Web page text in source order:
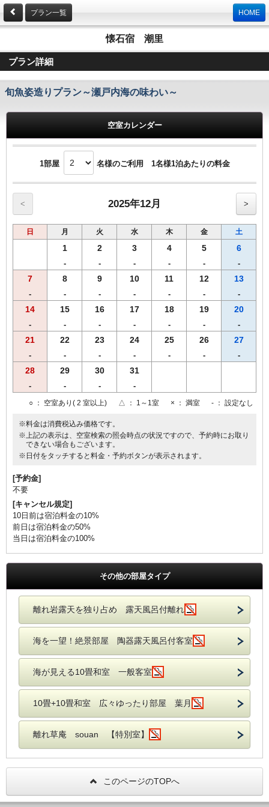
プラン一覧 HOME
懐石宿 潮里
プラン詳細
旬魚姿造りプラン～瀬戸内海の味わい～
空室カレンダー
1部屋 名様のご利用 1名様1泊あたりの料金
< 2025年12月 >
日 月 火 水 木 金 土
1
-
2
-
3
-
4
-
5
-
6
-
7
-
8
-
9
-
10
-
11
-
12
-
13
-
14
-
15
-
16
-
17
-
18
-
19
-
20
-
21
-
22
-
23
-
24
-
25
-
26
-
27
-
28
-
29
-
30
-
31
-
○ ： 空室あり( 2 室以上) △ ： 1～1室 × ： 満室 - ： 設定なし
※料金は消費税込み価格です。
※上記の表示は、空室検索の照会時点の状況ですので、予約時にお取り
できない場合もございます。
※日付をタッチすると料金・予約ボタンが表示されます。
[予約金]
不要
[キャンセル規定]
10日前は宿泊料金の10%
前日は宿泊料金の50%
当日は宿泊料金の100%
その他の部屋タイプ
離れ岩露天を独り占め 露天風呂付離れ
海を一望！絶景部屋 陶器露天風呂付客室
海が見える10畳和室 一般客室
10畳+10畳和室 広々ゆったり部屋 葉月
離れ草庵 souan 【特別室】
このページのTOPへ